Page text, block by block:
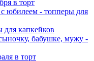
в торт
юбилеем - топперы для
капкейков
бабушке, мужу -
в торт